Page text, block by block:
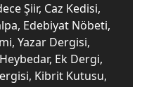
Şiir, Caz Kedisi,
Edebiyat Nöbeti,
Yazar Dergisi,
Ek Dergi,
Kibrit Kutusu,